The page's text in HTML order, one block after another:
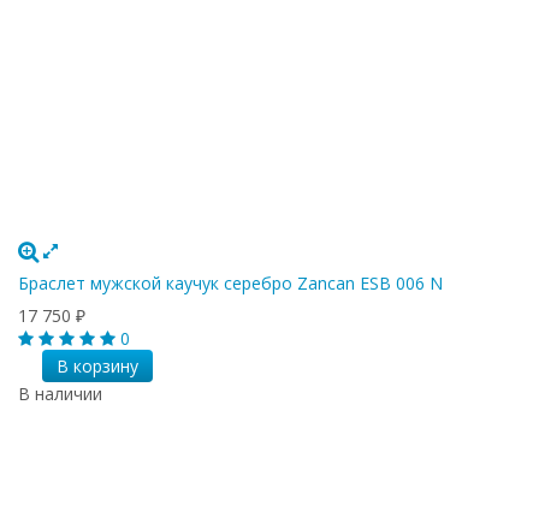
Браслет мужской каучук серебро Zancan ESB 006 N
17 750 ₽
0
В корзину
В наличии